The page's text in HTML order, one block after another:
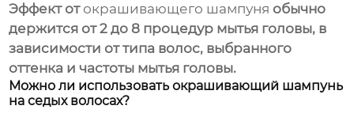
Эффект от окрашивающего шампуня обычно
держится от 2 до 8 процедур мытья головы, в
зависимости от типа волос, выбранного
оттенка и частоты мытья головы.
Можно ли использовать окрашивающий шампунь
на седых волосах?